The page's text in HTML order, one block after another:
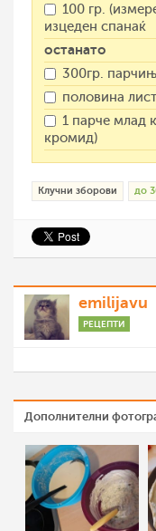
100 гр.
изцеден спанаќ
останато
300гр.
половина
1 парче млад
кромид)
Клучни зборови до
emilijavu
РЕЦЕПТИ
Дополнителни